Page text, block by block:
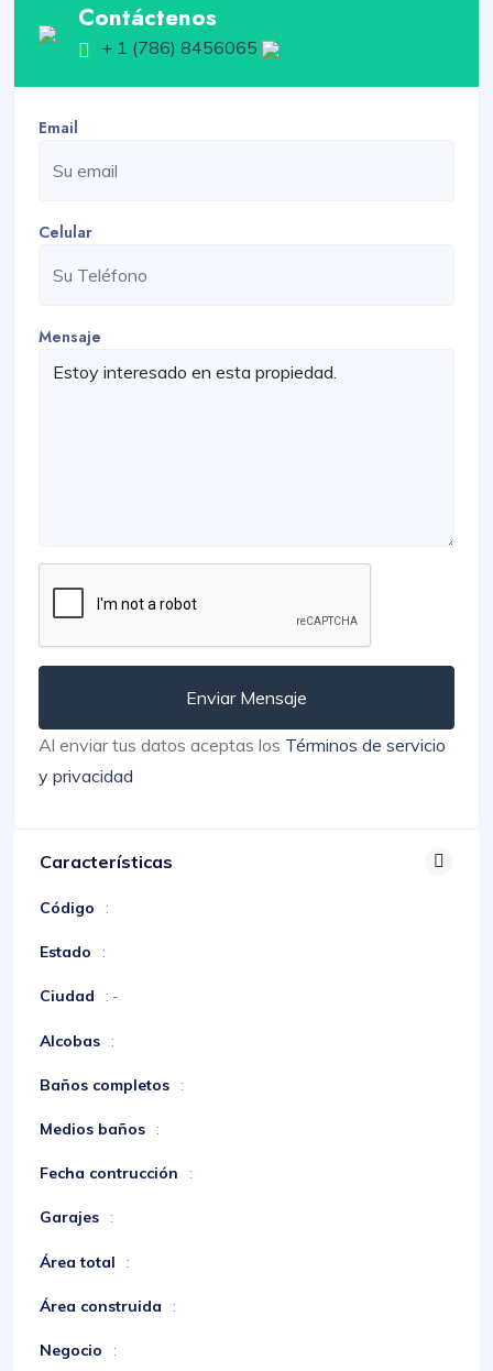
Contáctenos
+ 1 (786) 8456065
Email
Celular
Mensaje
Enviar Mensaje
Al enviar tus datos aceptas los Términos de servicio
y privacidad
Características
Código :
Estado :
Ciudad : -
Alcobas :
Baños completos :
Medios baños :
Fecha contrucción :
Garajes :
Área total :
Área construida :
Negocio :